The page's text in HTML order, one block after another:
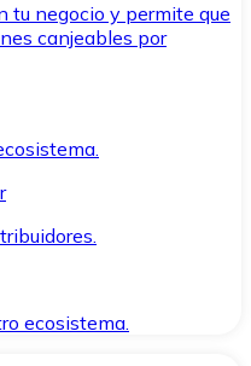
tu negocio y permite que
canjeables por
ecosistema.